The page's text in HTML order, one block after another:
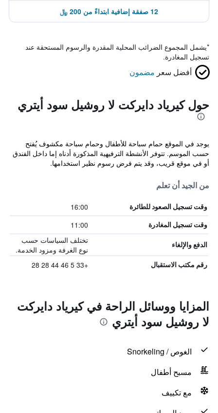
12 صفقة إضافية ابتداءً من 200 ﷼
*يشمل المجموع الضرائب المحلية المقدرة والرسوم المستحقة عند
تسجيل المغادرة.
أفضل سعر مضمون
حول كيرياد دايركت لا روشيل سود أيتري
يوجد في الموقع حمام سباحة للأطفال وحمام سباحة مكشوف يُفتح
حسب الموسم. تتوفر الأنشطة الترفيهية المذكورة أدناه إما داخل الفندق
أو في موقع قريب، وقد يتم فرض رسوم نظير استخدامها.
من الجيد أن تعلم
وقت تسجيل الصعود للطائرة 16:00
وقت تسجيل المغادرة 11:00
الدفع والإلغاء
تختلف السياسات حسب
نوع الغرفة ومزود الخدمة.
رقم مكتب الاستقبال +33 5 46 44 28 28
المزايا ووسائل الراحة في كيرياد دايركت
لا روشيل سود أيتري
الغوص / Snorkeling
مسبح أطفال
مع تكييف